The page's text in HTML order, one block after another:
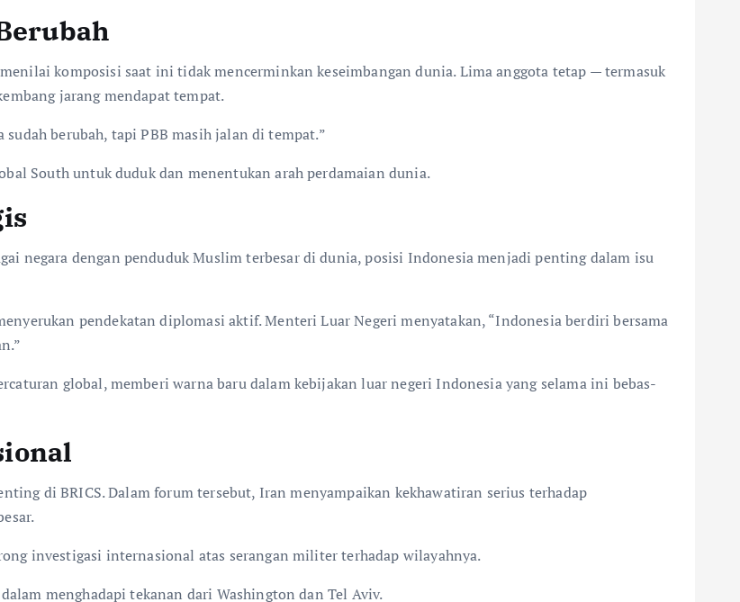
komposisi saat ini tidak mencerminkan keseimbangan dunia. Lima anggota tetap — termasuk
jarang mendapat tempat.
berubah, tapi PBB masih jalan di tempat.”
South untuk duduk dan menentukan arah perdamaian dunia.
negara dengan penduduk Muslim terbesar di dunia, posisi Indonesia menjadi penting dalam isu
pendekatan diplomasi aktif. Menteri Luar Negeri menyatakan, “Indonesia berdiri bersama
global, memberi warna baru dalam kebijakan luar negeri Indonesia yang selama ini bebas-
di BRICS. Dalam forum tersebut, Iran menyampaikan kekhawatiran serius terhadap
investigasi internasional atas serangan militer terhadap wilayahnya.
menghadapi tekanan dari Washington dan Tel Aviv.